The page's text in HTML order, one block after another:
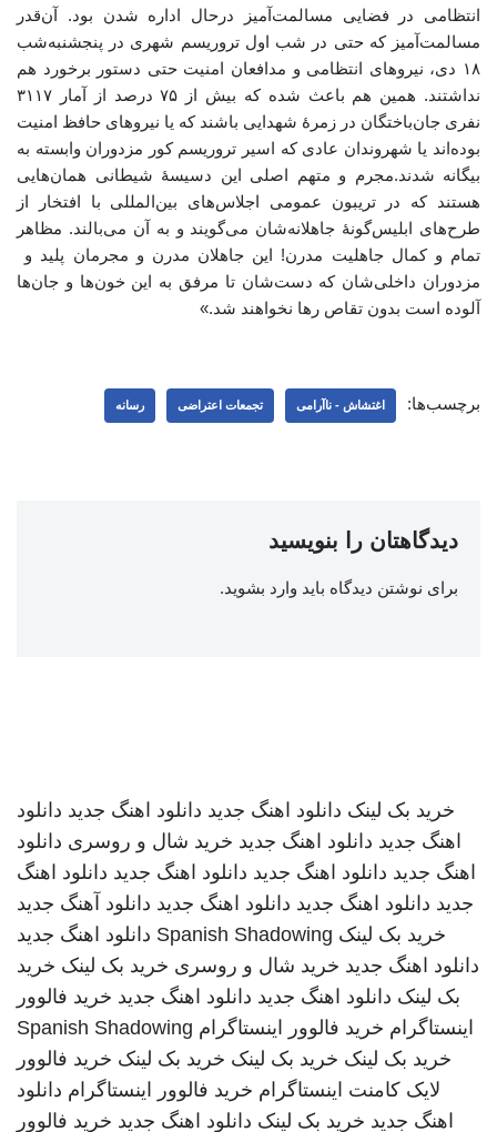
انتظامی در فضایی مسالمت‌آمیز درحال اداره شدن بود. آن‌قدر
مسالمت‌آمیز که حتی در شب اول تروریسم شهری در پنجشنبه‌شب
۱۸ دی‌، نیروهای انتظامی و مدافعان امنیت حتی دستور برخورد هم
نداشتند. همین هم باعث شده که بیش از ۷۵ درصد از آمار ۳۱۱۷
نفری جان‌باختگان در زمرۀ شهدایی باشند که یا نیروهای حافظ امنیت
بوده‌اند یا شهروندان عادی که اسیر تروریسم کور مزدوران وابسته به
بیگانه شدند.مجرم و متهم اصلی این دسیسۀ شیطانی همان‌هایی
هستند که در تریبون عمومی اجلاس‌های بین‌المللی با افتخار از
طرح‌های ابلیس‌گونۀ جاهلانه‌شان می‌گویند و به آن می‌بالند. مظاهر
تمام و کمال جاهلیت مدرن! این جاهلان مدرن و مجرمان پلید و
مزدوران داخلی‌شان که دست‌شان تا مرفق به این خون‌ها و جان‌ها
آلوده‌ است بدون تقاص رها نخواهند شد.»
برچسب‌ها: اغتشاش - ناآرامی تجمعات اعتراضی رسانه
دیدگاهتان را بنویسید
برای نوشتن دیدگاه باید وارد بشوید.
خرید بک لینک دانلود اهنگ جدید دانلود اهنگ جدید دانلود
اهنگ جدید دانلود اهنگ جدید خرید شال و روسری دانلود
اهنگ جدید دانلود اهنگ جدید دانلود اهنگ جدید دانلود اهنگ
جدید دانلود اهنگ جدید دانلود اهنگ جدید دانلود آهنگ جدید
خرید بک لینک Spanish Shadowing دانلود اهنگ جدید
دانلود اهنگ جدید خرید شال و روسری خرید بک لینک خرید
بک لینک دانلود اهنگ جدید دانلود اهنگ جدید خرید فالوور
اینستاگرام خرید فالوور اینستاگرام Spanish Shadowing
خرید بک لینک خرید بک لینک خرید بک لینک خرید فالوور
لایک کامنت اینستاگرام خرید فالوور اینستاگرام دانلود
اهنگ جدید خرید بک لینک دانلود اهنگ جدید خرید فالوور